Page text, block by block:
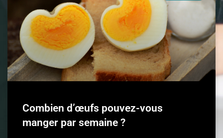
Combien d’œufs pouvez-vous
manger par semaine ?